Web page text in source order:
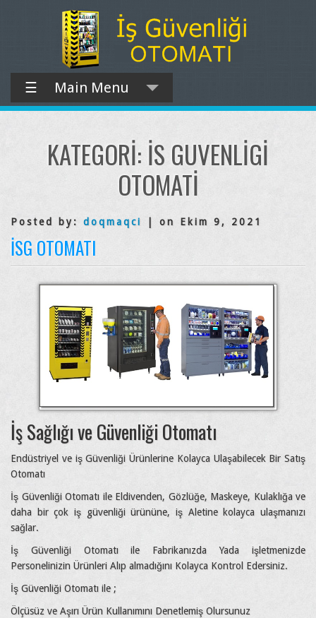
☰ Main Menu
KATEGORI: IS GUVENLIGI
OTOMATI
Posted by: doqmaqci | on Ekim 9, 2021
İSG OTOMATI
İş Sağlığı ve Güvenliği Otomatı
Endüstriyel ve iş Güvenliği Ürünlerine Kolayca Ulaşabilecek Bir Satış
Otomatı
İş Güvenliği Otomatı ile Eldivenden, Gözlüğe, Maskeye, Kulaklığa ve
daha bir çok iş güvenliği ürününe, iş Aletine kolayca ulaşmanızı
sağlar.
İş Güvenliği Otomatı ile Fabrikanızda Yada işletmenizde
Personelinizin Ürünleri Alıp almadığını Kolayca Kontrol Edersiniz.
İş Güvenliği Otomatı ile ;
Ölçüsüz ve Aşırı Ürün Kullanımını Denetlemiş Olursunuz